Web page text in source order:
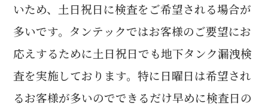
いため、土日祝日に検査をご希望される場合が
多いです。タンテックではお客様のご要望にお
応えするために土日祝日でも地下タンク漏洩検
査を実施しております。特に日曜日は希望され
るお客様が多いのでできるだけ早めに検査日の